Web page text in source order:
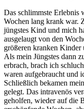
Das schlimmste Erlebnis
Wochen lang krank war.
jüngstes Kind und mich
ausgelaugt von den
größeren kranken Kinder
Als mein Jüngstes dann
erbrach, brach ich
waren aufgebraucht und
Schließlich bekamen
gelegt. Das intravenös
geholfen, wieder auf die